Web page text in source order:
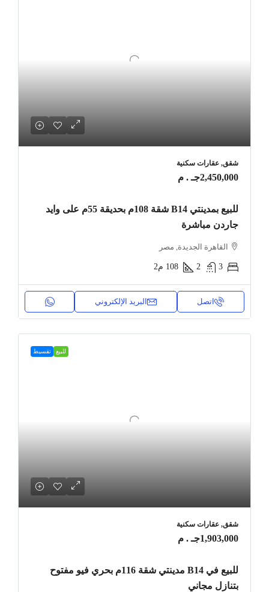
شقق, عقارات سكنية
2,450,000جـ . م
للبيع بمدينتي B14 شقة 108م بحديقة 55م على وايد
جاردن مباشرة
القاهرة الجديدة, مصر
3
2
108 م2
اتصل البريد الإلكتروني
للبيع تقسيط
شقق, عقارات سكنية
1,903,000جـ . م
للبيع في B14 مدينتي شقة 116م بحري فيو مفتوح
بتنازل مجاني